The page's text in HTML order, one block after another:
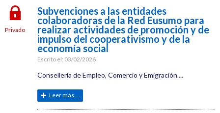
Privado
Subvenciones a las entidades
colaboradoras de la Red Eusumo para
realizar actividades de promoción y de
impulso del cooperativismo y de la
economía social
Escrito el: 03/02/2026
Consellería de Empleo, Comercio y Emigración ...
Leer más....